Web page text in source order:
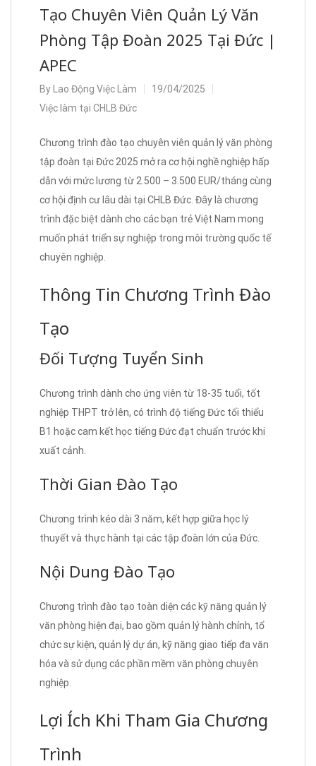
Tạo Chuyên Viên Quản Lý Văn
Phòng Tập Đoàn 2025 Tại Đức |
APEC
By Lao Động Việc Làm
19/04/2025
Việc làm tại CHLB Đức
Chương trình đào tạo chuyên viên quản lý văn phòng
tập đoàn tại Đức 2025 mở ra cơ hội nghề nghiệp hấp
dẫn với mức lương từ 2.500 – 3.500 EUR/tháng cùng
cơ hội định cư lâu dài tại CHLB Đức. Đây là chương
trình đặc biệt dành cho các bạn trẻ Việt Nam mong
muốn phát triển sự nghiệp trong môi trường quốc tế
chuyên nghiệp.
Thông Tin Chương Trình Đào
Tạo
Đối Tượng Tuyển Sinh
Chương trình dành cho ứng viên từ 18-35 tuổi, tốt
nghiệp THPT trở lên, có trình độ tiếng Đức tối thiểu
B1 hoặc cam kết học tiếng Đức đạt chuẩn trước khi
xuất cảnh.
Thời Gian Đào Tạo
Chương trình kéo dài 3 năm, kết hợp giữa học lý
thuyết và thực hành tại các tập đoàn lớn của Đức.
Nội Dung Đào Tạo
Chương trình đào tạo toàn diện các kỹ năng quản lý
văn phòng hiện đại, bao gồm quản lý hành chính, tổ
chức sự kiện, quản lý dự án, kỹ năng giao tiếp đa văn
hóa và sử dụng các phần mềm văn phòng chuyên
nghiệp.
Lợi Ích Khi Tham Gia Chương
Trình